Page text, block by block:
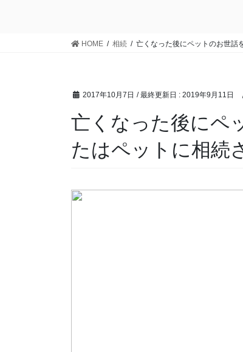
HOME 相続 亡くなった後にペットのお世話
2017年10月7日 / 最終更新日 : 2019年9月11日
亡くなった後にペ
たはペットに相続